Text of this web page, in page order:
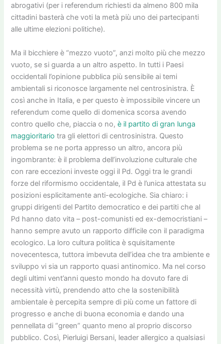
abrogativi (per i referendum richiesti da almeno 800 mila
cittadini basterà che voti la metà più uno dei partecipanti
alle ultime elezioni politiche).
Ma il bicchiere è “mezzo vuoto”, anzi molto più che mezzo
vuoto, se si guarda a un altro aspetto. In tutti i Paesi
occidentali l’opinione pubblica più sensibile ai temi
ambientali si riconosce largamente nel centrosinistra. È
così anche in Italia, e per questo è impossibile vincere un
referendum come quello di domenica scorsa avendo
contro quello che, piaccia o no,è il partito di gran lunga
maggioritario tra gli elettori di centrosinistra. Questo
problema se ne porta appresso un altro, ancora più
ingombrante: è il problema dell’involuzione culturale che
con rare eccezioni investe oggi il Pd. Oggi tra le grandi
forze del riformismo occidentale, il Pd è l’unica attestata su
posizioni esplicitamente anti-ecologiche. Sia chiaro: i
gruppi dirigenti del Partito democratico e dei partiti che al
Pd hanno dato vita – post-comunisti ed ex-democristiani –
hanno sempre avuto un rapporto difficile con il paradigma
ecologico. La loro cultura politica è squisitamente
novecentesca, tuttora imbevuta dell’idea che tra ambiente e
sviluppo vi sia un rapporto quasi antinomico. Ma nel corso
degli ultimi vent’anni questo mondo ha dovuto fare di
necessità virtù, prendendo atto che la sostenibilità
ambientale è percepita sempre di più come un fattore di
progresso e anche di buona economia e dando una
pennellata di “green” quanto meno al proprio discorso
pubblico. Così, Pierluigi Bersani, leader allergico a qualsiasi